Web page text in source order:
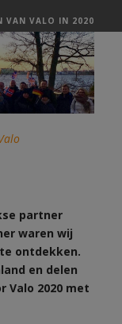
VAN VALO IN 2020
partner
waren wij
ontdekken.
en delen
Valo 2020 met